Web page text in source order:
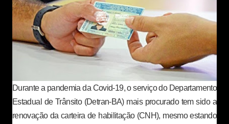
Durante a pandemia da Covid-19, o serviço do Departamento
Estadual de Trânsito (Detran-BA) mais procurado tem sido a
renovação da carteira de habilitação (CNH), mesmo estando